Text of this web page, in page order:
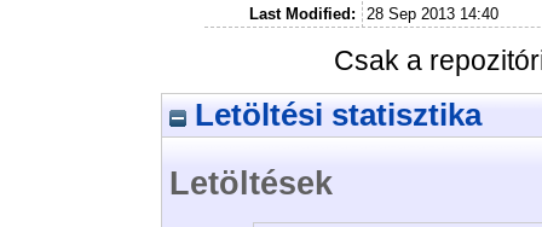
Last Modified:
28 Sep 2013 14:40
Csak a
Letöltési statisztika
Letöltések